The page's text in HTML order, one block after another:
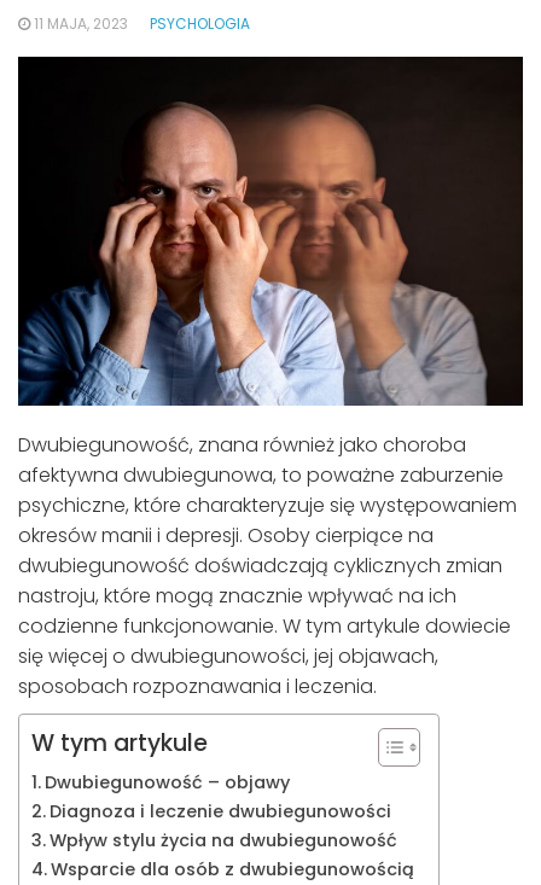
11 MAJA, 2023 PSYCHOLOGIA
Dwubiegunowość, znana również jako choroba
afektywna dwubiegunowa, to poważne zaburzenie
psychiczne, które charakteryzuje się występowaniem
okresów manii i depresji. Osoby cierpiące na
dwubiegunowość doświadczają cyklicznych zmian
nastroju, które mogą znacznie wpływać na ich
codzienne funkcjonowanie. W tym artykule dowiecie
się więcej o dwubiegunowości, jej objawach,
sposobach rozpoznawania i leczenia.
W tym artykule
Dwubiegunowość – objawy
Diagnoza i leczenie dwubiegunowości
Wpływ stylu życia na dwubiegunowość
Wsparcie dla osób z dwubiegunowością